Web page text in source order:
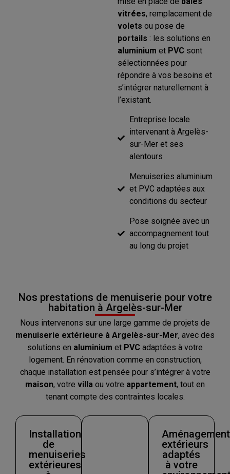
vitrées, remplacement de
volets ou pose de
portails : les solutions en
aluminium et PVC sont
sélectionnées pour
répondre à vos besoins et
s’intégrer naturellement à
l’existant.
Entreprise locale
intervenant à Argelès-
sur-Mer et ses
alentours
Menuiseries aluminium
et PVC adaptées aux
conditions du secteur
Pose soignée avec un
accompagnement tout
au long du projet
Nos prestations de menuiserie pour votre
habitation à Argelès-sur-Mer
Nous intervenons sur une large gamme de projets de
menuiserie extérieure à Argelès-sur-Mer, avec des
solutions en aluminium et PVC adaptées à votre
logement. En rénovation comme en construction,
chaque installation est pensée pour s’intégrer à votre
maison, votre villa ou votre appartement, tout en
tenant compte des contraintes locales.
Installation
de
menuiseries
extérieures
extérieurs
adaptés
à votre